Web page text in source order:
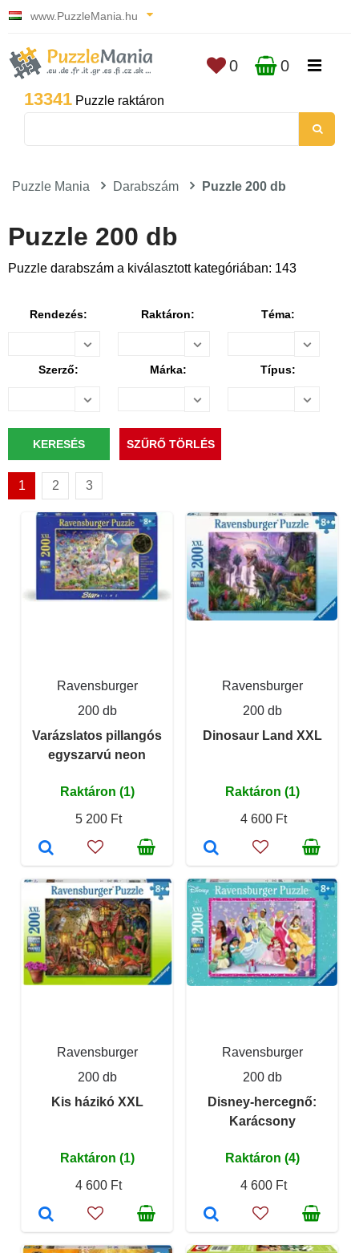
www.PuzzleMania.hu
13341 Puzzle raktáron
0 0
Puzzle Mania Darabszám Puzzle 200 db
Puzzle 200 db
Puzzle darabszám a kiválasztott kategóriában: 143
Rendezés: Raktáron: Téma:
Szerző: Márka: Típus:
1 2 3
Ravensburger
200 db
Varázslatos pillangós
egyszarvú neon
Raktáron (1)
5 200 Ft
Ravensburger
200 db
Dinosaur Land XXL
Raktáron (1)
4 600 Ft
Ravensburger
200 db
Kis házikó XXL
Raktáron (1)
4 600 Ft
Ravensburger
200 db
Disney-hercegnő:
Karácsony
Raktáron (4)
4 600 Ft